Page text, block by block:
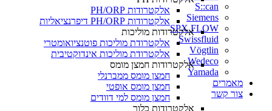
S::can
Siemens
SPX FLOW
Swissfluid
Vögtlin
Wedeco
Yamada
מאמרים
צור קשר
אלקטרודות PH/ORP
אלקטרודות PH/ORP דיפרנציאליות
אלקטרודות מוליכות
אלקטרודת מוליכות פוטנציואומטרי
אלקטרודת מוליכות אינדוקטיבית
אלקטרודות חמצן מומס
חמצן מומס ממברנלי
חמצן מומס אופטי
חמצן מומס למי דוודים
אלקטרודות כלור